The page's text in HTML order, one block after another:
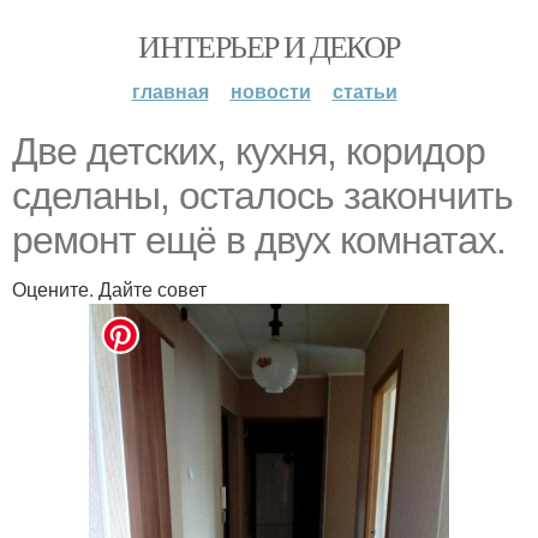
ИНТЕРЬЕР И ДЕКОР
главная новости статьи
Две детских, кухня, коридор
сделаны, осталось закончить
ремонт ещё в двух комнатах.
Оцените. Дайте совет